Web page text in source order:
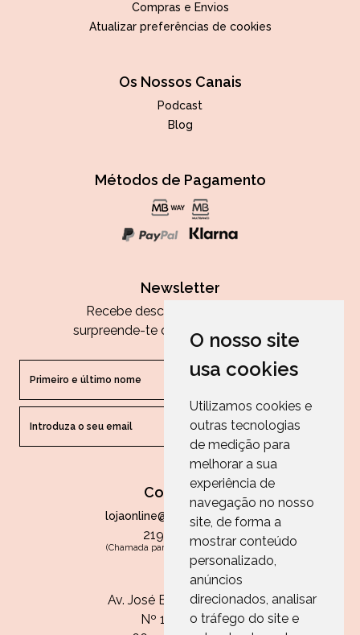
O nosso site
usa cookies
Utilizamos cookies e
outras tecnologias
de medição para
melhorar a sua
experiência de
navegação no nosso
site, de forma a
mostrar conteúdo
personalizado,
anúncios
direcionados, analisar
o tráfego do site e
Compras e Envios
Atualizar preferências de cookies
Os Nossos Canais
Podcast
Blog
Métodos de Pagamento
Newsletter
Recebe descontos exclusivos e
surpreende-te com as nossas dicas.
ENVIAR
Contactos
lojaonline@paperandarts.pt
219 862 836
(Chamada para a rede fixa nacional)
Loja
Av. José Batista Antunes
Nº 11, Loja 10